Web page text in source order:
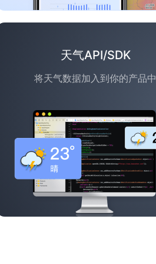
天气API/SDK
将天气数据加入到你的产品中